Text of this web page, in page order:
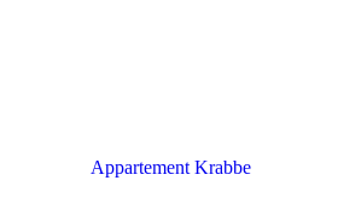
Appartement Krabbe